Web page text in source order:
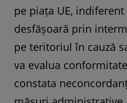
pe piața UE,
desfășoară prin
pe teritoriul în cauză
va evalua
constata